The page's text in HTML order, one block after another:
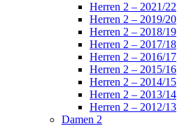
Herren 2 – 2021/22
Herren 2 – 2019/20
Herren 2 – 2018/19
Herren 2 – 2017/18
Herren 2 – 2016/17
Herren 2 – 2015/16
Herren 2 – 2014/15
Herren 2 – 2013/14
Herren 2 – 2012/13
Damen 2